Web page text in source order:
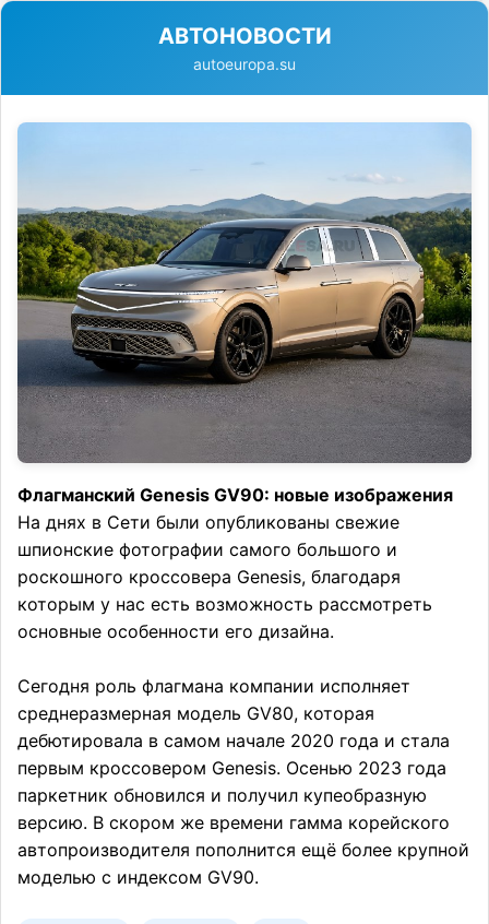
АВТОНОВОСТИ
autoeuropa.su
Флагманский Genesis GV90: новые изображения
На днях в Сети были опубликованы свежие
шпионские фотографии самого большого и
роскошного кроссовера Genesis, благодаря
которым у нас есть возможность рассмотреть
основные особенности его дизайна.
Сегодня роль флагмана компании исполняет
среднеразмерная модель GV80, которая
дебютировала в самом начале 2020 года и стала
первым кроссовером Genesis. Осенью 2023 года
паркетник обновился и получил купеобразную
версию. В скором же времени гамма корейского
автопроизводителя пополнится ещё более крупной
моделью с индексом GV90.